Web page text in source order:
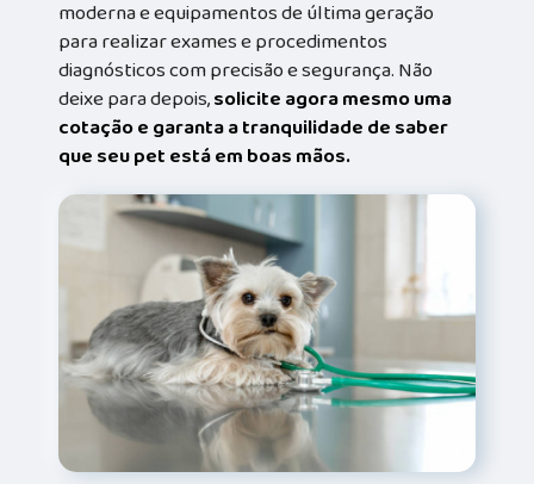
moderna e equipamentos de última geração
para realizar exames e procedimentos
diagnósticos com precisão e segurança. Não
deixe para depois,solicite agora mesmo uma
cotação e garanta a tranquilidade de saber
que seu pet está em boas mãos.